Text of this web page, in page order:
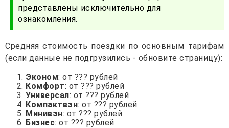
представлены исключительно для
ознакомления.
Средняя стоимость поездки по основным тарифам
(если данные не подгрузились - обновите страницу):
Эконом: от ??? рублей
Комфорт: от ??? рублей
Универсал: от ??? рублей
Компактвэн: от ??? рублей
Минивэн: от ??? рублей
Бизнес: от ??? рублей